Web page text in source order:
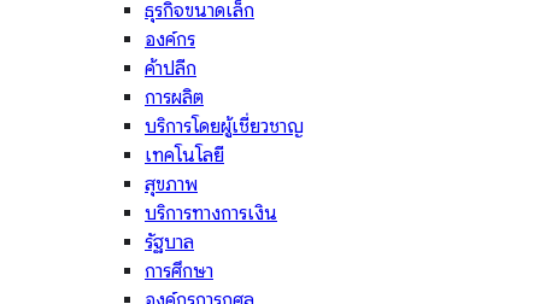
ธุรกิจขนาดเล็ก
องค์กร
ค้าปลีก
การผลิต
บริการโดยผู้เชี่ยวชาญ
เทคโนโลยี
สุขภาพ
บริการทางการเงิน
รัฐบาล
การศึกษา